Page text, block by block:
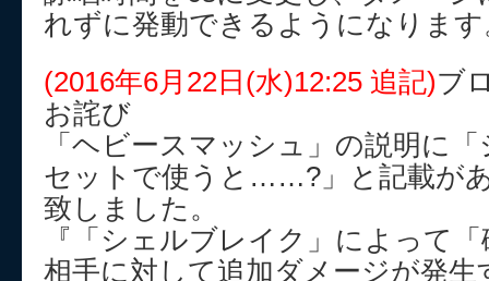
れずに発動できるようになります
(2016年6月22日(水)12:25 追記)ブ
お詫び
「ヘビースマッシュ」の説明に
セットで使うと……?」と記載が
致しました。
『「シェルブレイク」によって
相手に対して追加ダメージが発